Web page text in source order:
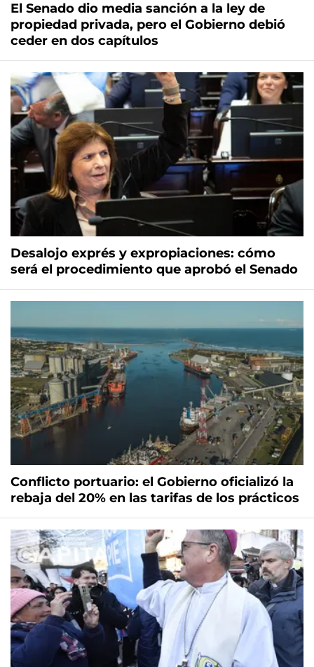
El Senado dio media sanción a la ley de
propiedad privada, pero el Gobierno debió
ceder en dos capítulos
Desalojo exprés y expropiaciones: cómo
será el procedimiento que aprobó el Senado
Conflicto portuario: el Gobierno oficializó la
rebaja del 20% en las tarifas de los prácticos